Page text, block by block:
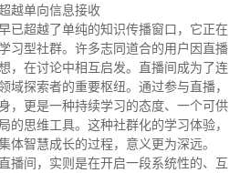
越单向信息接收
已超越了单纯的知识传播窗口，它正在
习型社群。许多志同道合的用户因直播
，在讨论中相互启发。直播间成为了连
域探索者的重要枢纽。通过参与直播，
，更是一种持续学习的态度、一个可供
的思维工具。这种社群化的学习体验，
体智慧成长的过程，意义更为深远。
播间，实则是在开启一段系统性的、互